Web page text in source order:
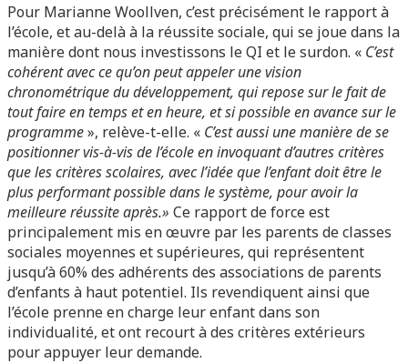
Pour Marianne Woollven, c’est précisément le rapport à
l’école, et au-delà à la réussite sociale, qui se joue dans la
manière dont nous investissons le QI et le surdon. « C’est
cohérent avec ce qu’on peut appeler une vision
chronométrique du développement, qui repose sur le fait de
tout faire en temps et en heure, et si possible en avance sur le
programme», relève-t-elle. « C’est aussi une manière de se
positionner vis-à-vis de l’école en invoquant d’autres critères
que les critères scolaires, avec l’idée que l’enfant doit être le
plus performant possible dans le système, pour avoir la
meilleure réussite après.» Ce rapport de force est
principalement mis en œuvre par les parents de classes
sociales moyennes et supérieures, qui représentent
jusqu’à 60% des adhérents des associations de parents
d’enfants à haut potentiel. Ils revendiquent ainsi que
l’école prenne en charge leur enfant dans son
individualité, et ont recourt à des critères extérieurs
pour appuyer leur demande.